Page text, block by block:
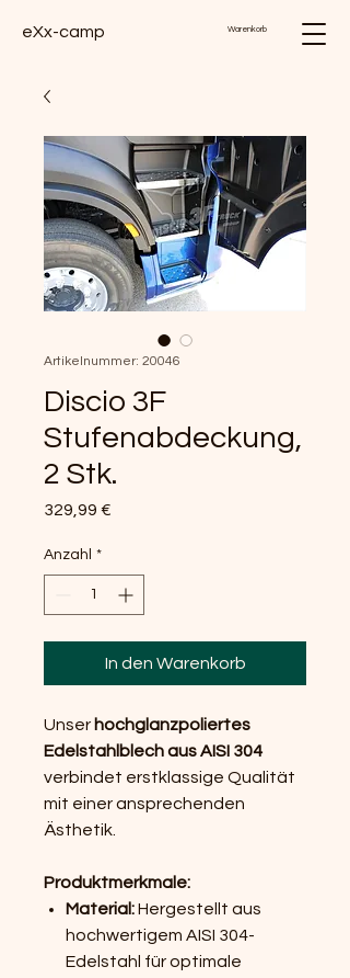
eXx-camp Warenkorb
Artikelnummer: 20046
Discio 3F
Stufenabdeckung,
2 Stk.
329,99 €
Anzahl *
In den Warenkorb
Unser hochglanzpoliertes
Edelstahlblech aus AISI 304
verbindet erstklassige Qualität
mit einer ansprechenden
Ästhetik.
Produktmerkmale:
Material:Hergestellt aus
hochwertigem AISI 304-
Edelstahl für optimale